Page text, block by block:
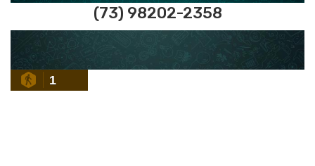
(73) 98202-2358
1